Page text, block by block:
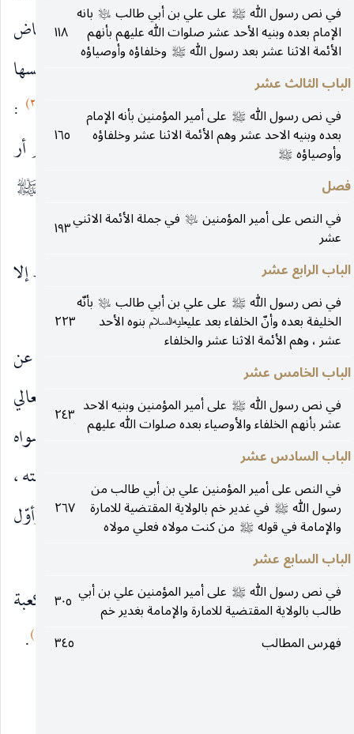
في نص رسول الله صلى‌الله‌عليه‌وآله على علي بن أبي طالب عليه‌السلام بانه
الإمام بعده وبنيه الأحد عشر صلوات الله عليهم بأنهم
الأئمة الاثنا عشر بعد رسول الله صلى‌الله‌عليه‌وآله وخلفاؤه وأوصياؤه
١١٨
الباب الثالث عشر
في نص رسول الله صلى‌الله‌عليه‌وآله على أمير المؤمنين بأنه الإمام
بعده وبنيه الاحد عشر وهم الأئمة الاثنا عشر وخلفاؤه
وأوصياؤه صلى‌الله‌عليه‌وآله
١٦٥
فصل
في النص على أمير المؤمنين عليه‌السلام في جملة الأئمة الاثني
عشر
١٩٣
الباب الرابع عشر
في نص رسول الله صلى‌الله‌عليه‌وآله على علي بن أبي طالب عليه‌السلام بأنّه
الخليفة بعده وأنّ الخلفاء بعد عليعليه‌السلام بنوه الأحد
عشر ، وهم الأئمة الاثنا عشر والخلفاء
٢٢٣
الباب الخامس عشر
في نص رسول الله صلى‌الله‌عليه‌وآله على أمير المؤمنين وبنيه الاحد
عشر بأنهم الخلفاء والأوصياء بعده صلوات الله عليهم ٢٤٣
الباب السادس عشر
في النص على أمير المؤمنين علي بن أبي طالب من
رسول الله صلى‌الله‌عليه‌وآله في غدير خم بالولاية المقتضية للامارة
والإمامة في قوله صلى‌الله‌عليه‌وآله من كنت مولاه فعلي مولاه
٢٦٧
الباب السابع عشر
في نص رسول الله صلى‌الله‌عليه‌وآله على أمير المؤمنين علي بن أبي
طالب بالولاية المقتضية للامارة والإمامة بغدير خم
٣٠٥
فهرس المطالب
٣٤٥
شأنك يا عم؟» فقال : إن فاطمة بنت أسد تشتكي المخاض
فأخذ بيده وجاء وقمن معه فجاء بها إلى الكعبة فاجلسها
في الكعبة ثم قال : اجلسي على اسم الله ، قالت
:
فطلقت طلقة فولدت غلاما مسرورا نظيفا منظفا لم أر
كحسن وجهه فسمّاه أبو طالب عليّا وحمله النبي
صلى‌الله‌عليه‌وآله
حتى أداه إلى منزلها.
قال علي بن الحسين : «فو الله ما سمعت بشيء قط إلا
وهذا أحسن منه».
وروى هذا الحديث المالكي في (الفصول المهمة) عن
علي بن الحسينعليهما‌السلام نقله من كتاب (المناقب) لأبي المعالي
الفقيه المالكي قال : ولم يولد بالبيت الحرام قبله أحد سواه
، وهي فضيلة خصّها الله تعالى به اجلالا له واعلاء لرتبته ،
وإظهارا لمكرمته وكان علي هاشميا من هاشميّين ، وأوّل
من ولده هاشم مرتين
قلت : ان رواية أن أمير المؤمنينعليه‌السلامولد في الكعبة
بلغت حدّ التواتر ، معلومة في كتب العامة والخاصة
.